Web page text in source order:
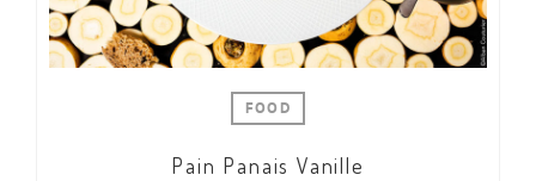
FOOD
Pain Panais Vanille